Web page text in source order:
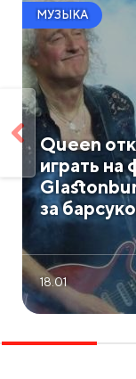
МУЗЫКА
Queen
играть на
за
18.01